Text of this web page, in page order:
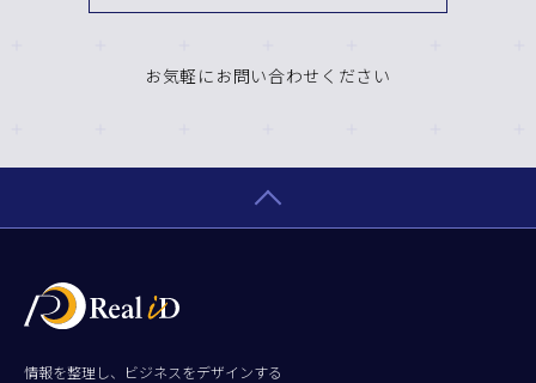
お気軽にお問い合わせください
情報を整理し、ビジネスをデザインする